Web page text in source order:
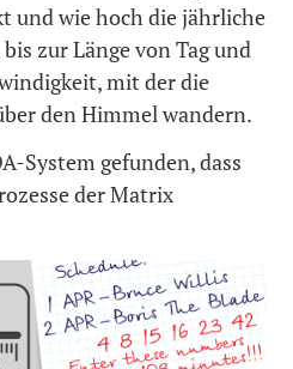
und wie hoch die jährliche
zur Länge von Tag und
mit der die
den Himmel wandern.
System gefunden, dass
der Matrix